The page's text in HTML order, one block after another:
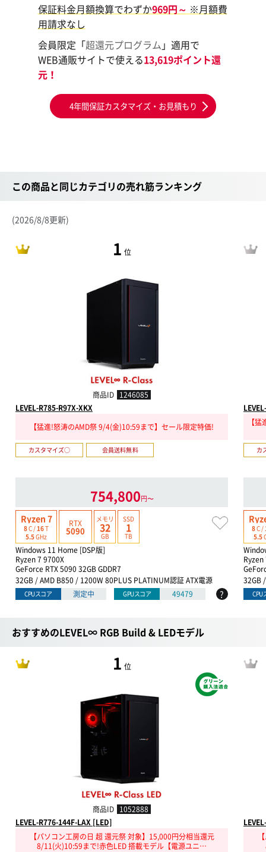
保証料金月額換算でわずか969円～ ※月額費
用請求なし
会員限定「超還元プログラム 」適用で
WEB通販サイトで使える13,619ポイント還
元！
4年間保証カスタマイズ・お見積もり
この商品と同じカテゴリの売れ筋ランキング
(2026/8/8更新)
1 位
商品ID 1246085
LEVEL-R785-R97X-XKX
【猛進!怒涛のAMD祭 9/4(金)10:59まで】セール限定特価!
カスタマイズ○ 会員送料無料
754,800円〜
Ryzen 7
8C / 16T
5.5GHz
RTX
5090
メモリ
32
GB
SSD
1
TB
Windows 11 Home [DSP版]
Ryzen 7 9700X
GeForce RTX 5090 32GB GDDR7
32GB / AMD B850 / 1200W 80PLUS PLATINUM認証 ATX電源
CPUスコア 測定中 GPUスコア 49479 ?
【
カ
8C /
5.5
32GB
CPU
おすすめのLEVEL∞ RGB Build & LEDモデル
1 位
商品ID 1052888
LEVEL-R776-144F-LAX [LED]
【パソコン工房の日 超 還元祭 対象】15,000円分相当還元
8/11(火)10:59まで!赤色LED 搭載モデル【電源ユニ…